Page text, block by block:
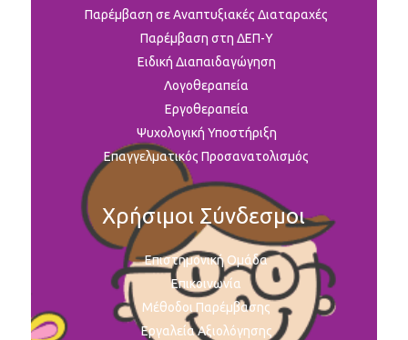
Παρέμβαση σε Αναπτυξιακές Διαταραχές
Παρέμβαση στη ΔΕΠ-Υ
Ειδική Διαπαιδαγώγηση
Λογοθεραπεία
Εργοθεραπεία
Ψυχολογική Υποστήριξη
Επαγγελματικός Προσανατολισμός
Χρήσιμοι Σύνδεσμοι
Επιστημονική Ομάδα
Επικοινωνία
Μέθοδοι Παρέμβασης
Εργαλεία Αξιολόγησης